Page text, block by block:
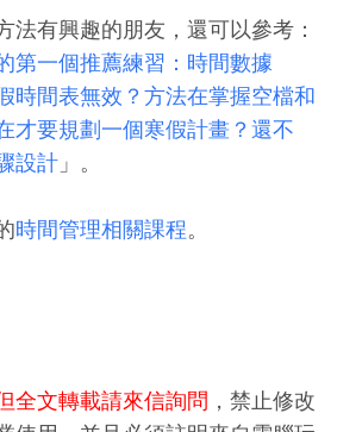
法有興趣的朋友，還可以參考：
第一個推薦練習：時間數據
時間表無效？方法在掌握空檔和
才要規劃一個寒假計畫？還不
設計 」。
時間管理相關課程。
全文轉載請來信詢問 ，禁止修改